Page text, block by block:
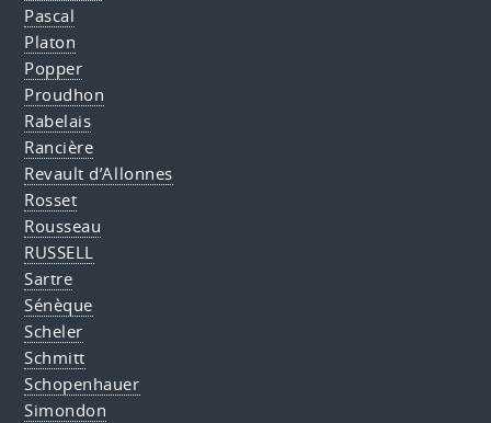
Pascal
Platon
Popper
Proudhon
Rabelais
Rancière
Revault d’Allonnes
Rosset
Rousseau
RUSSELL
Sartre
Sénèque
Scheler
Schmitt
Schopenhauer
Simondon